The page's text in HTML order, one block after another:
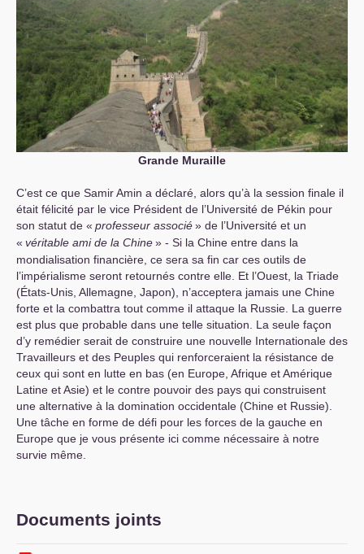
Grande Muraille
C’est ce que Samir Amin a déclaré, alors qu’à la session finale il
était félicité par le vice Président de l’Université de Pékin pour
son statut de « professeur associé» de l’Université et un
« véritable ami de la Chine» - Si la Chine entre dans la
mondialisation financière, ce sera sa fin car ces outils de
l’impérialisme seront retournés contre elle. Et l’Ouest, la Triade
(États-Unis, Allemagne, Japon), n’acceptera jamais une Chine
forte et la combattra tout comme il attaque la Russie. La guerre
est plus que probable dans une telle situation. La seule façon
d’y remédier serait de construire une nouvelle Internationale des
Travailleurs et des Peuples qui renforceraient la résistance de
ceux qui sont en lutte en bas (en Europe, Afrique et Amérique
Latine et Asie) et le contre pouvoir des pays qui construisent
une alternative à la domination occidentale (Chine et Russie).
Une tâche en forme de défi pour les forces de la gauche en
Europe que je vous présente ici comme nécessaire à notre
survie même.
Documents joints